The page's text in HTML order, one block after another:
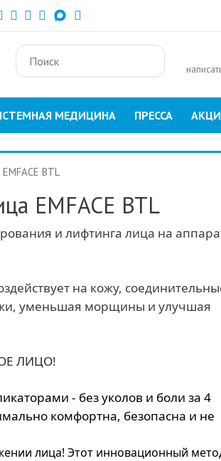
Перейти
основному
МЕДИЦИНА ПРЕССА
BTL
EMFACE BTL
и лифтинга лица на
на кожу,
уменьшая морщины и улучшая
ЛИЦО!
- без уколов и боли за 4
комфортна, безопасна и не
лица! Этот инновационный